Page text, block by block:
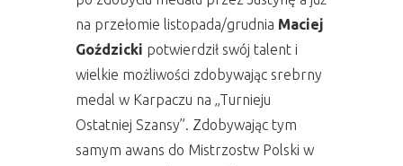
na przełomie listopada/grudnia Maciej
Goździcki potwierdził swój talent i
wielkie możliwości zdobywając srebrny
medal w Karpaczu na „Turnieju
Ostatniej Szansy”. Zdobywając tym
samym awans do Mistrzostw Polski w